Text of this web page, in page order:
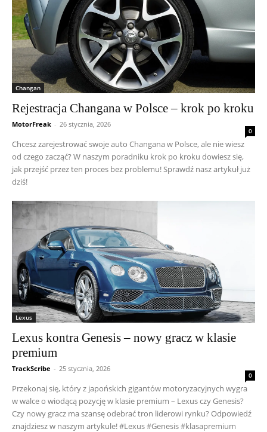
Changan
Rejestracja Changana w Polsce – krok po kroku
MotorFreak - 26 stycznia, 2026
0
Chcesz zarejestrować swoje auto Changana w Polsce, ale nie wiesz
od czego zacząć? W naszym poradniku krok po kroku dowiesz się,
jak przejść przez ten proces bez problemu! Sprawdź nasz artykuł już
dziś!
Lexus
Lexus kontra Genesis – nowy gracz w klasie
premium
TrackScribe - 25 stycznia, 2026
0
Przekonaj się, który z japońskich gigantów motoryzacyjnych wygra
w walce o wiodącą pozycję w klasie premium – Lexus czy Genesis?
Czy nowy gracz ma szansę odebrać tron liderowi rynku? Odpowiedź
znajdziesz w naszym artykule! #Lexus #Genesis #klasapremium